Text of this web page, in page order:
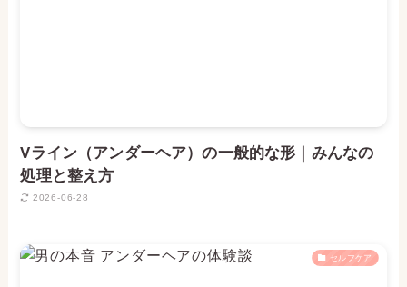
Vライン（アンダーヘア）の一般的な形｜みんなの
処理と整え方
2026-06-28
セルフケア